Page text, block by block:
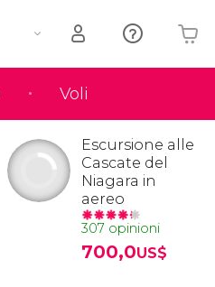
Voli
Il tuo carrello è vuoto
Escursione alle
Cascate del
Niagara in
aereo
307 opinioni
700,0US$